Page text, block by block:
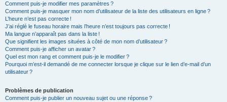
Comment puis-je modifier mes paramètres ?
Comment puis-je masquer mon nom d’utilisateur de la liste des utilisateurs en ligne ?
L’heure n’est pas correcte !
J’ai réglé le fuseau horaire mais l’heure n’est toujours pas correcte !
Ma langue n’apparaît pas dans la liste !
Que signifient les images situées à côté de mon nom d’utilisateur ?
Comment puis-je afficher un avatar ?
Quel est mon rang et comment puis-je le modifier ?
Pourquoi m’est-il demandé de me connecter lorsque je clique sur le lien d’e-mail d’un
utilisateur ?
Problèmes de publication
Comment puis-je publier un nouveau sujet ou une réponse ?